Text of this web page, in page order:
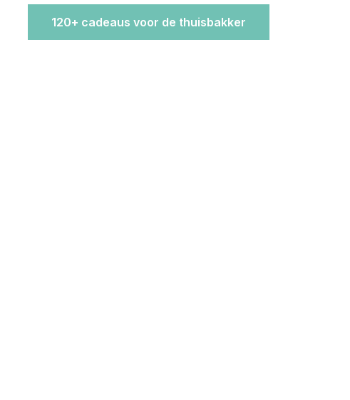
120+ cadeaus voor de thuisbakker